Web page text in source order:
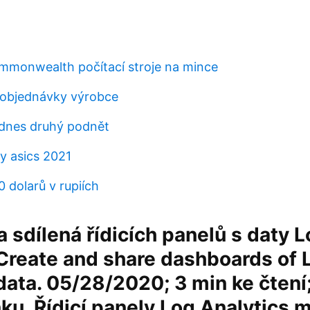
počítací stroje na mince
výrobce
druhý podnět
asics 2021
dolarů v rupiích
sdílená řídicích panelů s daty
and share dashboards of
05/28/2020; 3 min ke